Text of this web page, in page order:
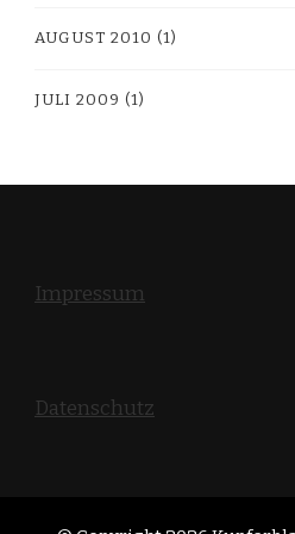
AUGUST 2010 (1)
JULI 2009 (1)
Impressum
Datenschutz